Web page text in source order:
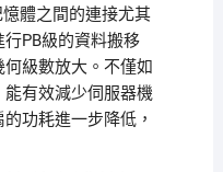
體之間的連接尤其
PB級的資料搬移
級數放大。不僅如
有效減少伺服器機
功耗進一步降低，